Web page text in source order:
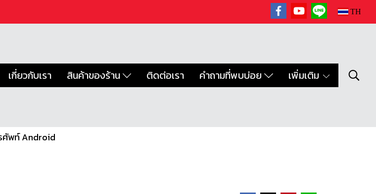
TH
เกี่ยวกับเรา สินค้าของร้าน ติดต่อเรา คำถามที่พบบ่อย เพิ่มเติม
ศัพท์ Android